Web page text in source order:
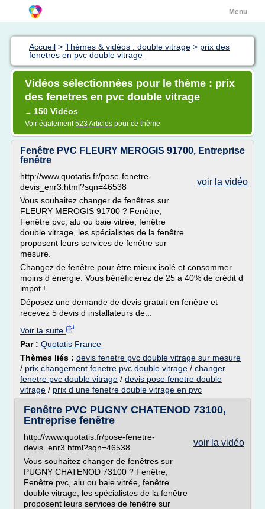
Menu
Accueil > Thèmes & vidéos : double vitrage > prix des
fenetres en pvc double vitrage
Vidéos sélectionnées pour le thème : prix
des fenetres en pvc double vitrage
→ 150 Vidéos
Voir également523 Articles pour ce thème
Fenêtre PVC FLEURY MEROGIS 91700, Entreprise
fenêtre
voir la vidéo
http://www.quotatis.fr/pose-fenetre-
devis_enr3.html?sqn=46538
Vous souhaitez changer de fenêtres sur
FLEURY MEROGIS 91700 ? Fenêtre,
Fenêtre pvc, alu ou baie vitrée, fenêtre
double vitrage, les spécialistes de la fenêtre
proposent leurs services de fenêtre sur
mesure.
Changez de fenêtre pour être mieux isolé et consommer
moins d énergie. Vous bénéficierez de 25 a 40% de crédit d
impot !
Déposez une demande de devis gratuit en fenêtre et
recevez 5 devis d installateurs de...
Voir la suite
Par : Quotatis France
Thèmes liés : devis fenetre pvc double vitrage sur mesure
/ prix changement fenetre pvc double vitrage / changer
fenetre pvc double vitrage / devis pose fenetre double
vitrage / prix d une fenetre double vitrage en pvc
Fenêtre PVC PUGNY CHATENOD 73100,
Entreprise fenêtre
voir la vidéo
http://www.quotatis.fr/pose-fenetre-
devis_enr3.html?sqn=46538
Vous souhaitez changer de fenêtres sur
PUGNY CHATENOD 73100 ? Fenêtre,
Fenêtre pvc, alu ou baie vitrée, fenêtre
double vitrage, les spécialistes de la fenêtre
proposent leurs services de fenêtre sur